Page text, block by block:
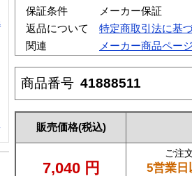
保証条件
メーカー保証
返品について
特定商取引法に基
関連
メーカー商品ペー
商品番号 41888511
販売価格(税込)
7,040 円
ご注
5営業日